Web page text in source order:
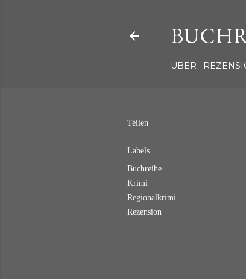
ÜBER
Teilen
Labels
Buchreihe
Krimi
Regionalkrimi
Rezension